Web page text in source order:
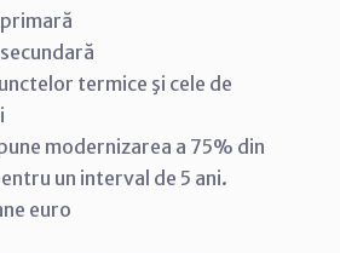
termice şi cele de
modernizarea a 75% din
un interval de 5 ani.
euro